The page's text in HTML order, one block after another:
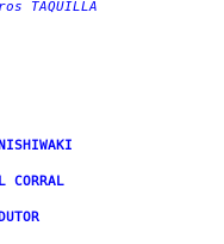
TAQUILLA
CORRAL